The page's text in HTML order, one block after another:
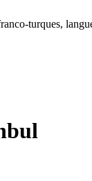
turques,